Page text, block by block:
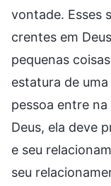
vontade. Esses
crentes em
pequenas
estatura de
pessoa entre
Deus, ela deve
e seu
seu